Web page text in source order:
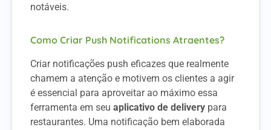
notáveis.
Como Criar Push Notifications Atraentes?
Criar notificações push eficazes que realmente
chamem a atenção e motivem os clientes a agir
é essencial para aproveitar ao máximo essa
ferramenta em seu aplicativo de delivery para
restaurantes. Uma notificação bem elaborada